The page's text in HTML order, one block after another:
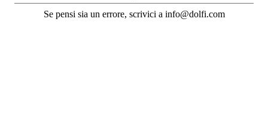
Se pensi sia un errore, scrivici a info@dolfi.com